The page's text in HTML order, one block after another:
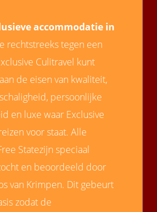
accommodatie in
rechtstreeks tegen een
Culitravel kunt
de eisen van kwaliteit,
persoonlijke
en luxe waar Exclusive
voor staat. Alle
Statezijn speciaal
en beoordeeld door
van Krimpen. Dit gebeurt
zodat de